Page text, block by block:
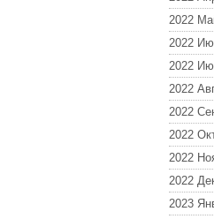
2022
2022
2022
2022
2022
2022
2022
2022
2023